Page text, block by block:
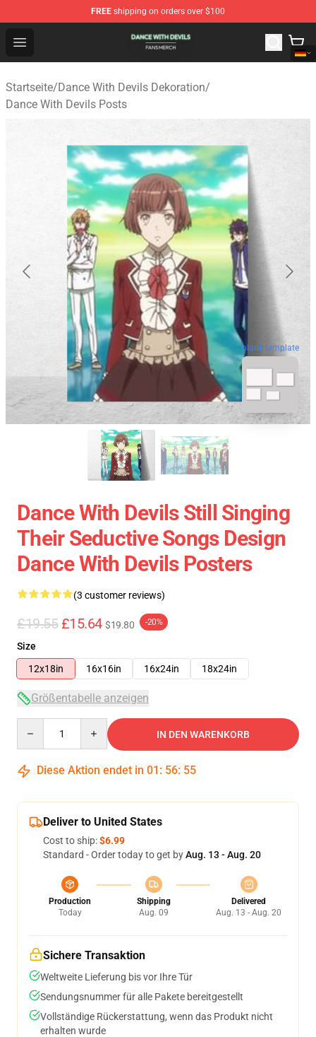
FREE shipping on orders over $100
Open menu
Dance With Devils Shop - Official Dance With Devils
Startseite/Dance With Devils Dekoration/
Dance With Devils Posts
blank template
Dance With Devils Still Singing
Their Seductive Songs Design
Dance With Devils Posters
(3 customer reviews)
£19.55 £15.64 $19.80 -20%
Size
12x18in
16x16in 16x24in 18x24in
Größentabelle anzeigen
IN DEN WARENKORB
Diese Aktion endet in 01 : 56: 55
Deliver to United States
Cost to ship:$6.99
Standard - Order today to get byAug. 13 - Aug. 20
Production
Today
Shipping
Aug. 09
Delivered
Aug. 13 - Aug. 20
Sichere Transaktion
Weltweite Lieferung bis vor Ihre Tür
Sendungsnummer für alle Pakete bereitgestellt
Vollständige Rückerstattung, wenn das Produkt nicht
erhalten wurde